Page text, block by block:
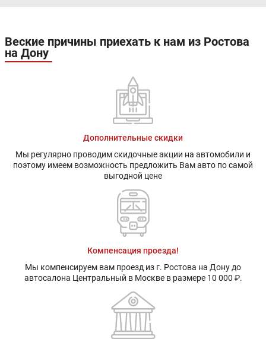
Веские причины приехать к нам из Ростова
на Дону
Дополнительные скидки
Мы регулярно проводим скидочные акции на автомобили и
поэтому имеем возможность предложить Вам авто по самой
выгодной цене
Компенсация проезда!
Мы компенсируем вам проезд из г. Ростова на Дону до
автосалона Центральный в Москве в размере 10 000 ₽.